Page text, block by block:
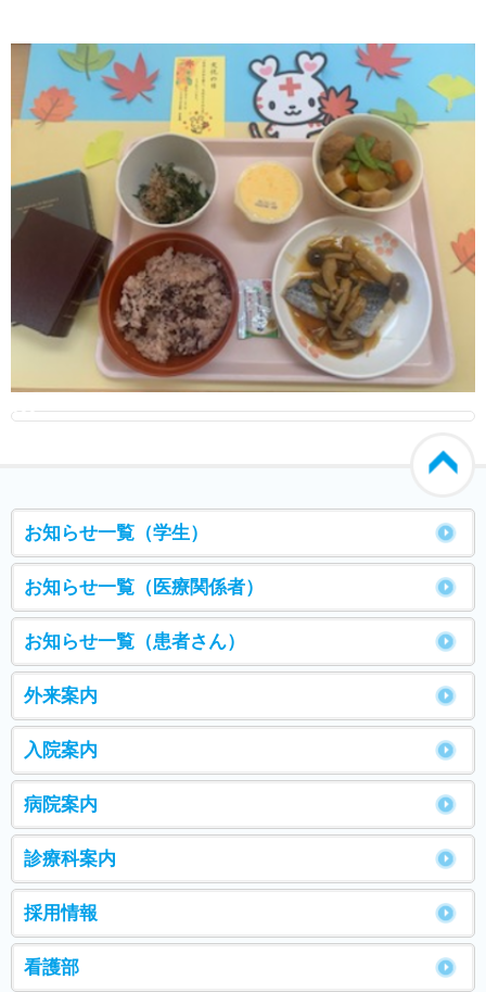
お知らせ一覧（学生）
お知らせ一覧（医療関係者）
お知らせ一覧（患者さん）
外来案内
入院案内
病院案内
診療科案内
採用情報
看護部